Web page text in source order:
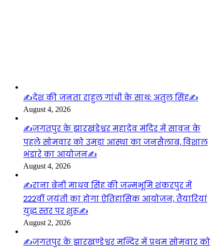
✍️देश की जनता राहुल गांधी के साथ: अतुल सिंह✍️
August 4, 2026
✍️जगतपुर के झारखंडेश्वर महादेव मंदिर में सावन के
पहले सोमवार को उमड़ा आस्था का जनसैलाब, विशाल
भंडारे का आयोजन✍️
August 4, 2026
✍️राना बेनी माधव सिंह की जन्मभूमि शंकरपुर में
222वीं जयंती का होगा ऐतिहासिक आयोजन, तैयारियां
युद्ध स्तर पर शुरू✍️
August 2, 2026
✍️जगतपुर के झारखण्डेश्वर मन्दिर में प्रथम सोमवार को